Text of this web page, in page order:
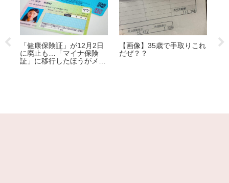
「健康保険証」が12月2日
に廃止も…「マイナ保険
証」に移行したほうがメリ
【画像】35歳で手取りこれ
だぜ？？
【
後